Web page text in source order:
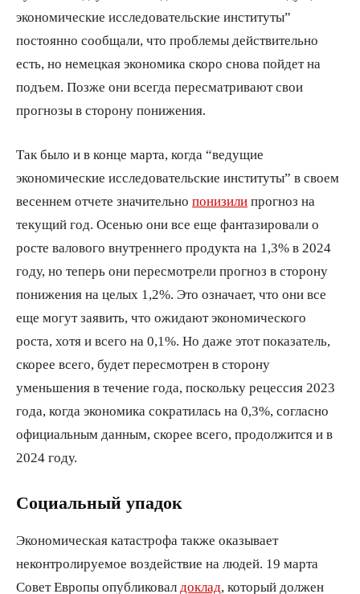
экономические исследовательские институты”
постоянно сообщали, что проблемы действительно
есть, но немецкая экономика скоро снова пойдет на
подъем. Позже они всегда пересматривают свои
прогнозы в сторону понижения.
Так было и в конце марта, когда “ведущие
экономические исследовательские институты” в своем
весеннем отчете значительно понизили прогноз на
текущий год. Осенью они все еще фантазировали о
росте валового внутреннего продукта на 1,3% в 2024
году, но теперь они пересмотрели прогноз в сторону
понижения на целых 1,2%. Это означает, что они все
еще могут заявить, что ожидают экономического
роста, хотя и всего на 0,1%. Но даже этот показатель,
скорее всего, будет пересмотрен в сторону
уменьшения в течение года, поскольку рецессия 2023
года, когда экономика сократилась на 0,3%, согласно
официальным данным, скорее всего, продолжится и в
2024 году.
Социальный упадок
Экономическая катастрофа также оказывает
неконтролируемое воздействие на людей. 19 марта
Совет Европы опубликовал доклад , который должен